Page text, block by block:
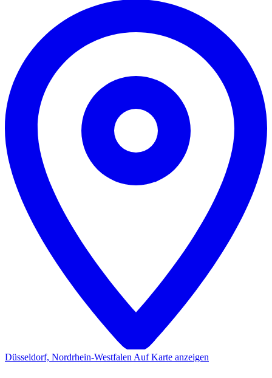
Düsseldorf, Nordrhein-Westfalen Auf Karte anzeigen